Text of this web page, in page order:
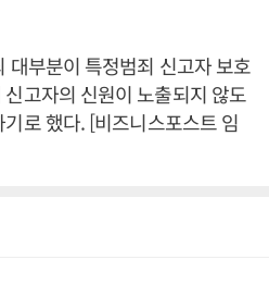
대부분이 특정범죄 신고자 보호
고자의 신원이 노출되지 않도
로 했다. [비즈니스포스트 임